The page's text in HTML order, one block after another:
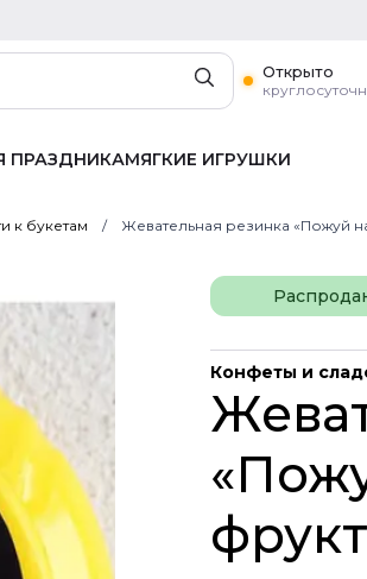
Открыто
ПРАЗДНИКАМЯГКИЕ ИГРУШКИ
к букетам Жевательная резинка «Пожуй
Конфеты и